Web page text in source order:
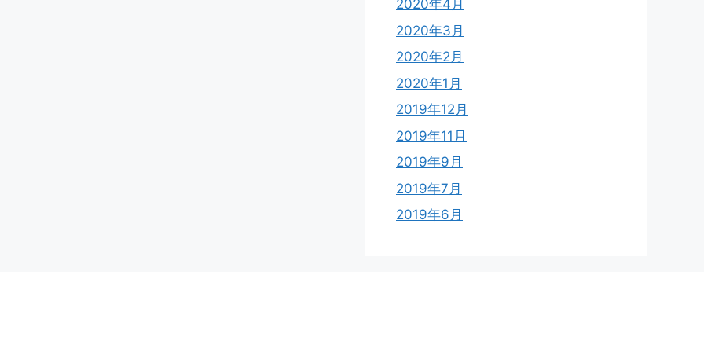
2020年4月
2020年3月
2020年2月
2020年1月
2019年12月
2019年11月
2019年9月
2019年7月
2019年6月